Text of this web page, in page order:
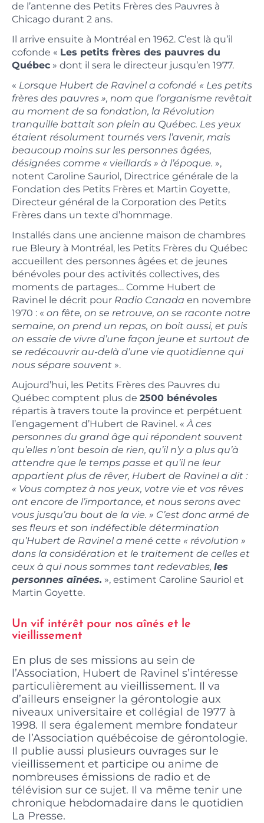
de l’antenne des Petits Frères des Pauvres à
Chicago durant 2 ans.
Il arrive ensuite à Montréal en 1962. C’est là qu’il
cofonde « Les petits frères des pauvres du
Québec » dont il sera le directeur jusqu’en 1977.
« Lorsque Hubert de Ravinel a cofondé « Les petits
frères des pauvres », nom que l’organisme revêtait
au moment de sa fondation, la Révolution
tranquille battait son plein au Québec. Les yeux
étaient résolument tournés vers l’avenir, mais
beaucoup moins sur les personnes âgées,
désignées comme « vieillards » à l’époque. »,
notent Caroline Sauriol, Directrice générale de la
Fondation des Petits Frères et Martin Goyette,
Directeur général de la Corporation des Petits
Frères dans un texte d’hommage.
Installés dans une ancienne maison de chambres
rue Bleury à Montréal, les Petits Frères du Québec
accueillent des personnes âgées et de jeunes
bénévoles pour des activités collectives, des
moments de partages… Comme Hubert de
Ravinel le décrit pour Radio Canada en novembre
1970 : « on fête, on se retrouve, on se raconte notre
semaine, on prend un repas, on boit aussi, et puis
on essaie de vivre d’une façon jeune et surtout de
se redécouvrir au-delà d’une vie quotidienne qui
nous sépare souvent ».
Aujourd’hui, les Petits Frères des Pauvres du
Québec comptent plus de 2500 bénévoles
répartis à travers toute la province et perpétuent
l’engagement d’Hubert de Ravinel. « À ces
personnes du grand âge qui répondent souvent
qu’elles n’ont besoin de rien, qu’il n’y a plus qu’à
attendre que le temps passe et qu’il ne leur
appartient plus de rêver, Hubert de Ravinel a dit :
« Vous comptez à nos yeux, votre vie et vos rêves
ont encore de l’importance, et nous serons avec
vous jusqu’au bout de la vie. » C’est donc armé de
ses fleurs et son indéfectible détermination
qu’Hubert de Ravinel a mené cette « révolution »
dans la considération et le traitement de celles et
ceux à qui nous sommes tant redevables, les
personnes aînées. », estiment Caroline Sauriol et
Martin Goyette.
Un vif intérêt pour nos aînés et le
vieillissement
En plus de ses missions au sein de
l’Association, Hubert de Ravinel s’intéresse
particulièrement au vieillissement. Il va
d’ailleurs enseigner la gérontologie aux
niveaux universitaire et collégial de 1977 à
1998. Il sera également membre fondateur
de l’Association québécoise de gérontologie.
Il publie aussi plusieurs ouvrages sur le
vieillissement et participe ou anime de
nombreuses émissions de radio et de
télévision sur ce sujet. Il va même tenir une
chronique hebdomadaire dans le quotidien
La Presse.